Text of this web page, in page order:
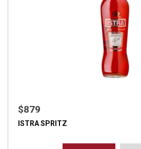
$879
ISTRA SPRITZ